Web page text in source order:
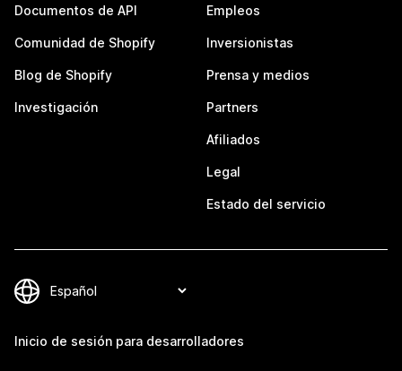
Documentos de API
Comunidad de Shopify
Blog de Shopify
Investigación
Empleos
Inversionistas
Prensa y medios
Partners
Afiliados
Legal
Estado del servicio
Inicio de sesión para desarrolladores